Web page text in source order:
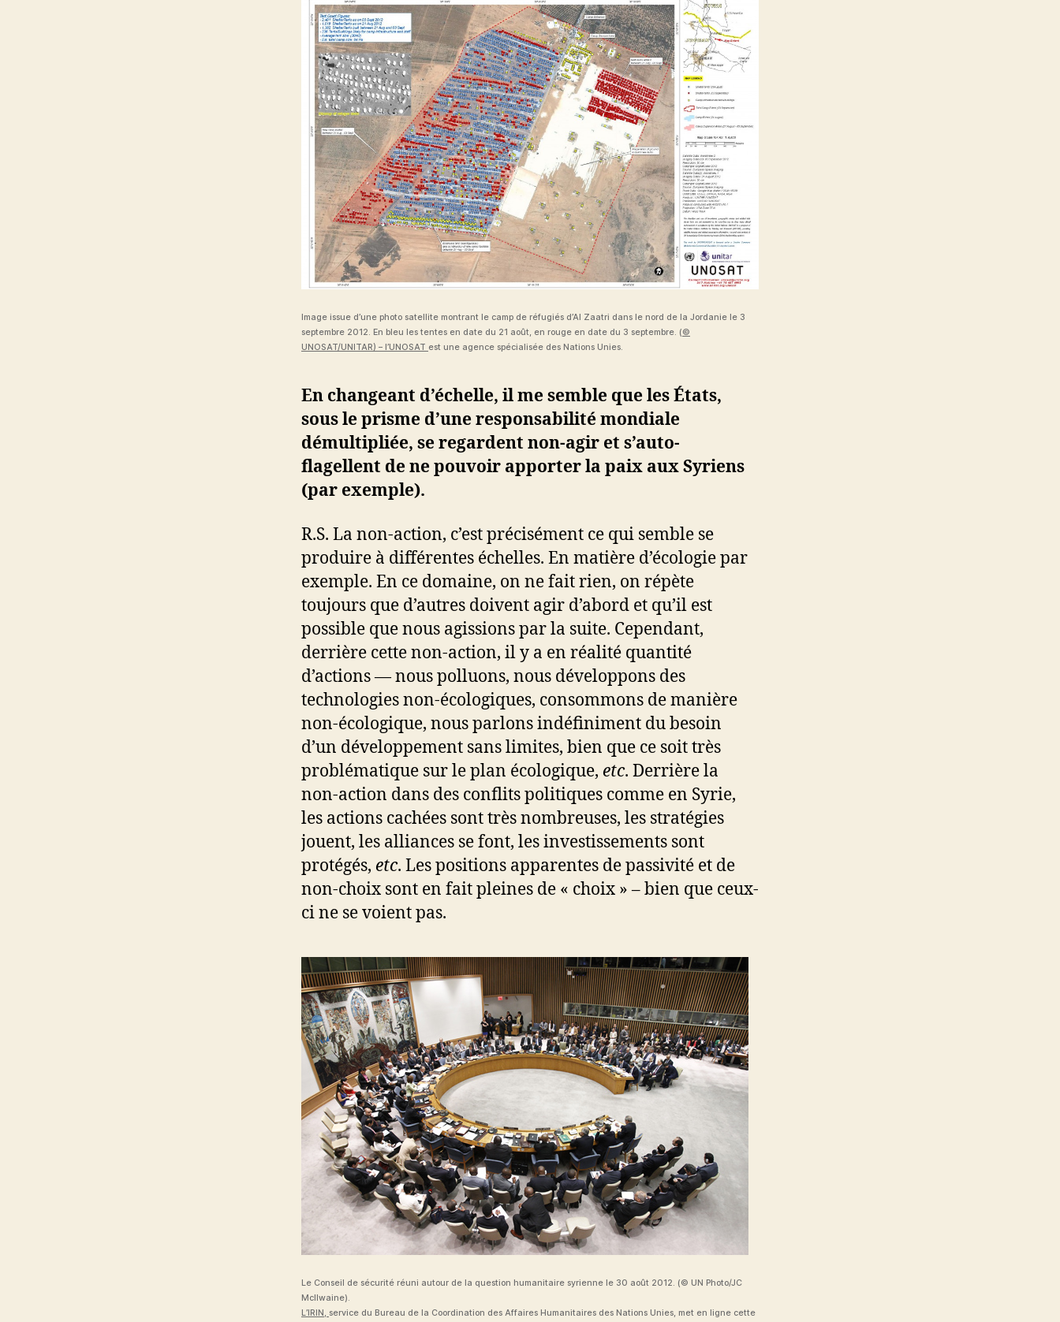
Image issue d’une photo satellite montrant le camp de réfugiés d’Al Zaatri dans le nord de la Jordanie le 3
septembre 2012. En bleu les tentes en date du 21 août, en rouge en date du 3 septembre. (©
UNOSAT/UNITAR) – l’UNOSAT est une agence spécialisée des Nations Unies.
En changeant d’échelle, il me semble que les États,
sous le prisme d’une responsabilité mondiale
démultipliée, se regardent non-agir et s’auto-
flagellent de ne pouvoir apporter la paix aux Syriens
(par exemple).
R.S. La non-action, c’est précisément ce qui semble se
produire à différentes échelles. En matière d’écologie par
exemple. En ce domaine, on ne fait rien, on répète
toujours que d’autres doivent agir d’abord et qu’il est
possible que nous agissions par la suite. Cependant,
derrière cette non-action, il y a en réalité quantité
d’actions — nous polluons, nous développons des
technologies non-écologiques, consommons de manière
non-écologique, nous parlons indéfiniment du besoin
d’un développement sans limites, bien que ce soit très
problématique sur le plan écologique, etc. Derrière la
non-action dans des conflits politiques comme en Syrie,
les actions cachées sont très nombreuses, les stratégies
jouent, les alliances se font, les investissements sont
protégés, etc. Les positions apparentes de passivité et de
non-choix sont en fait pleines de « choix » – bien que ceux-
ci ne se voient pas.
Le Conseil de sécurité réuni autour de la question humanitaire syrienne le 30 août 2012. (© UN Photo/JC
McIlwaine).
L’IRIN, service du Bureau de la Coordination des Affaires Humanitaires des Nations Unies, met en ligne cette